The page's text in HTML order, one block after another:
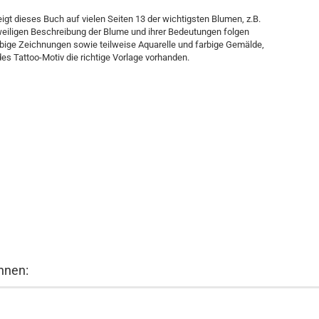
dieses Buch auf vielen Seiten 13 der wichtigsten Blumen, z.B.
Beschreibung der Blume und ihrer Bedeutungen folgen
Zeichnungen sowie teilweise Aquarelle und farbige Gemälde,
Tattoo-Motiv die richtige Vorlage vorhanden.